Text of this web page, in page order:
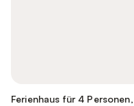
Ferienhaus für 4